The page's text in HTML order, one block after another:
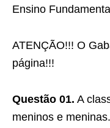
Ensino
ATENÇÃO!!! O
página!!!
Questão 01. A
meninos e